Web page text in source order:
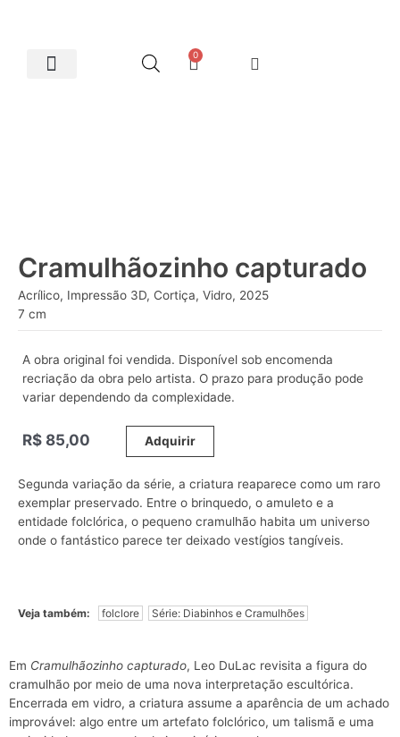
0
Cramulhãozinho capturado
Acrílico, Impressão 3D, Cortiça, Vidro, 2025
7 cm
A obra original foi vendida. Disponível sob encomenda
recriação da obra pelo artista. O prazo para produção pode
variar dependendo da complexidade.
R$ 85,00 Adquirir
Segunda variação da série, a criatura reaparece como um raro
exemplar preservado. Entre o brinquedo, o amuleto e a
entidade folclórica, o pequeno cramulhão habita um universo
onde o fantástico parece ter deixado vestígios tangíveis.
Veja também: folclore Série: Diabinhos e Cramulhões
Em Cramulhãozinho capturado, Leo DuLac revisita a figura do
cramulhão por meio de uma nova interpretação escultórica.
Encerrada em vidro, a criatura assume a aparência de um achado
improvável: algo entre um artefato folclórico, um talismã e uma